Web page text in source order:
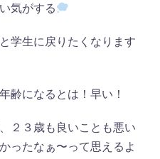
気がする
学生に戻りたくなります
齢になるとは！早い！
２３歳も良いことも悪い
ったなぁ〜って思えるよ